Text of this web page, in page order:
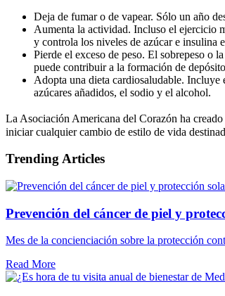
Deja de fumar o de vapear. Sólo un año
Aumenta la actividad. Incluso el ejercicio
y controla los niveles de azúcar e insulina
Pierde el exceso de peso. El sobrepeso o
puede contribuir a la formación de
Adopta una dieta cardiosaludable. Incluye
azúcares añadidos, el sodio y el alcohol.
La Asociación Americana del Corazón ha
iniciar cualquier cambio de estilo de vida
Trending Articles
Prevención del cáncer de piel y
Mes de la concienciación sobre la protección
Read More